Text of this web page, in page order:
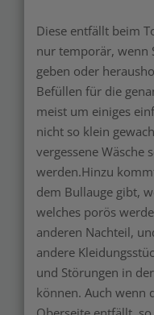
Diese entfällt beim
nur temporär, wenn
geben oder
Befüllen für die
meist um einiges
nicht so klein
vergessene Wäsche
werden.Hinzu
dem Bullauge gibt,
welches porös
anderen Nachteil,
andere
und Störungen in
können. Auch wenn